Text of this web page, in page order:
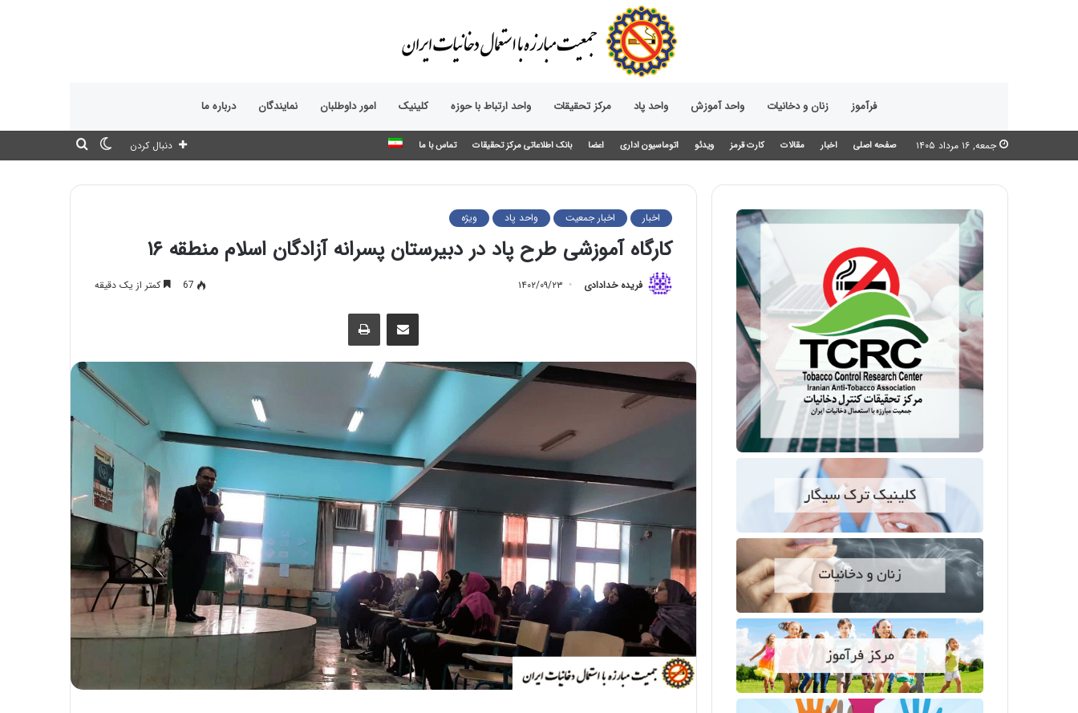
فرآموز زنان و دخانیات واحد آموزش واحد پاد مرکز تحقیقات واحد ارتباط با حوزه‌ کلینیک امور داوطلبان نمایندگان درباره ما
جمعه, ۱۶ مرداد ۱۴۰۵ صفحه اصلی اخبار مقالات کارت قرمز ویدئو اتوماسیون اداری اعضا بانک اطلاعاتی مرکز تحقیقات تماس با ما
تغییر
دنبال کردن
اخبار اخبار جمعیت واحد پاد ویژه
کارگاه آموزشی طرح پاد در دبیرستان پسرانه آزادگان اسلام منطقه ۱۶
فریده خدادادی ۱۴۰۲/۰۹/۲۳ 67 کمتر از یک دقیقه
اشتراک گذاری از طریق ایمیل